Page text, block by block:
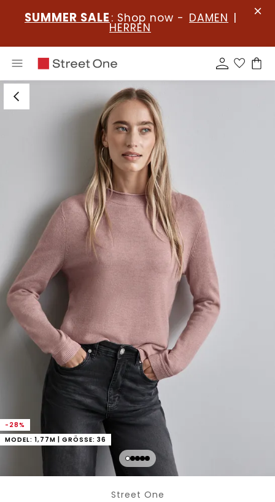
SUMMER SALE : Shop now - DAMEN |
HERREN
-28%
MODEL: 1,77M | GRÖSSE: 36
Street One